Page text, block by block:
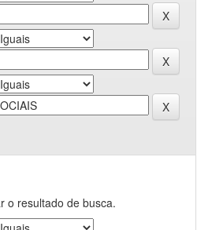
o resultado de busca.